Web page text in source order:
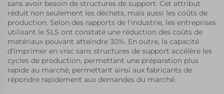
sans avoir besoin de structures de support. Cet attribut
réduit non seulement les déchets, mais aussi les coûts de
production. Selon des rapports de l'industrie, les entreprises
utilisant le SLS ont constaté une réduction des coûts de
matériaux pouvant atteindre 30%. En outre, la capacité
d'imprimer en vrac sans structures de support accélère les
cycles de production, permettant une préparation plus
rapide au marché, permettant ainsi aux fabricants de
répondre rapidement aux demandes du marché.